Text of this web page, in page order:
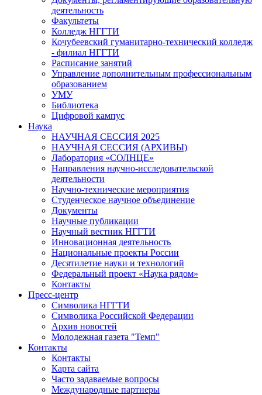
деятельность
Факультеты
Колледж НГГТИ
Кочубеевский гуманитарно-технический колледж
- филиал НГГТИ
Расписание занятий
Управление дополнительным профессиональным
образованием
УМУ
Библиотека
Цифровой кампус
Наука
НАУЧНАЯ СЕССИЯ 2025
НАУЧНАЯ СЕССИЯ (АРХИВЫ)
Лаборатория «СОЛНЦЕ»
Направления научно-исследовательской
деятельности
Научно-технические мероприятия
Студенческое научное объединение
Документы
Научные публикации
Научный вестник НГГТИ
Инновационная деятельность
Национальные проекты России
Десятилетие науки и технологий
Федеральный проект «Наука рядом»
Контакты
Пресс-центр
Символика НГГТИ
Символика Российской Федерации
Архив новостей
Молодежная газета "Темп"
Контакты
Контакты
Карта сайта
Часто задаваемые вопросы
Международные партнеры